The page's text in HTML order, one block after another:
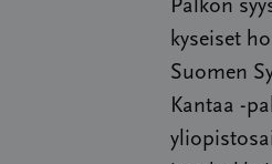
Palkon
kyseiset
Suomen
Kantaa -